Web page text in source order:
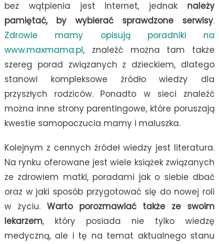
bez wątpienia jest Internet, jednak należy
pamiętać, by wybierać sprawdzone serwisy.
Zdrowie mamy opisują poradniki na
www.maxmama.pl, znaleźć można tam także
szereg porad związanych z dzieckiem, dlatego
stanowi kompleksowe źródło wiedzy dla
przyszłych rodziców. Ponadto w sieci znaleźć
można inne strony parentingowe, które poruszają
kwestie samopoczucia mamy i maluszka.
Kolejnym z cennych źródeł wiedzy jest literatura.
Na rynku oferowane jest wiele książek związanych
ze zdrowiem matki, poradami jak o siebie dbać
oraz w jaki sposób przygotować się do nowej roli
w życiu. Warto porozmawiać także ze swoim
lekarzem, który posiada nie tylko wiedzę
medyczną, ale i tę na temat aktualnego stanu